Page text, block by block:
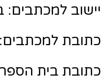
יישוב למכתבים:
כתובת
כתובת בית